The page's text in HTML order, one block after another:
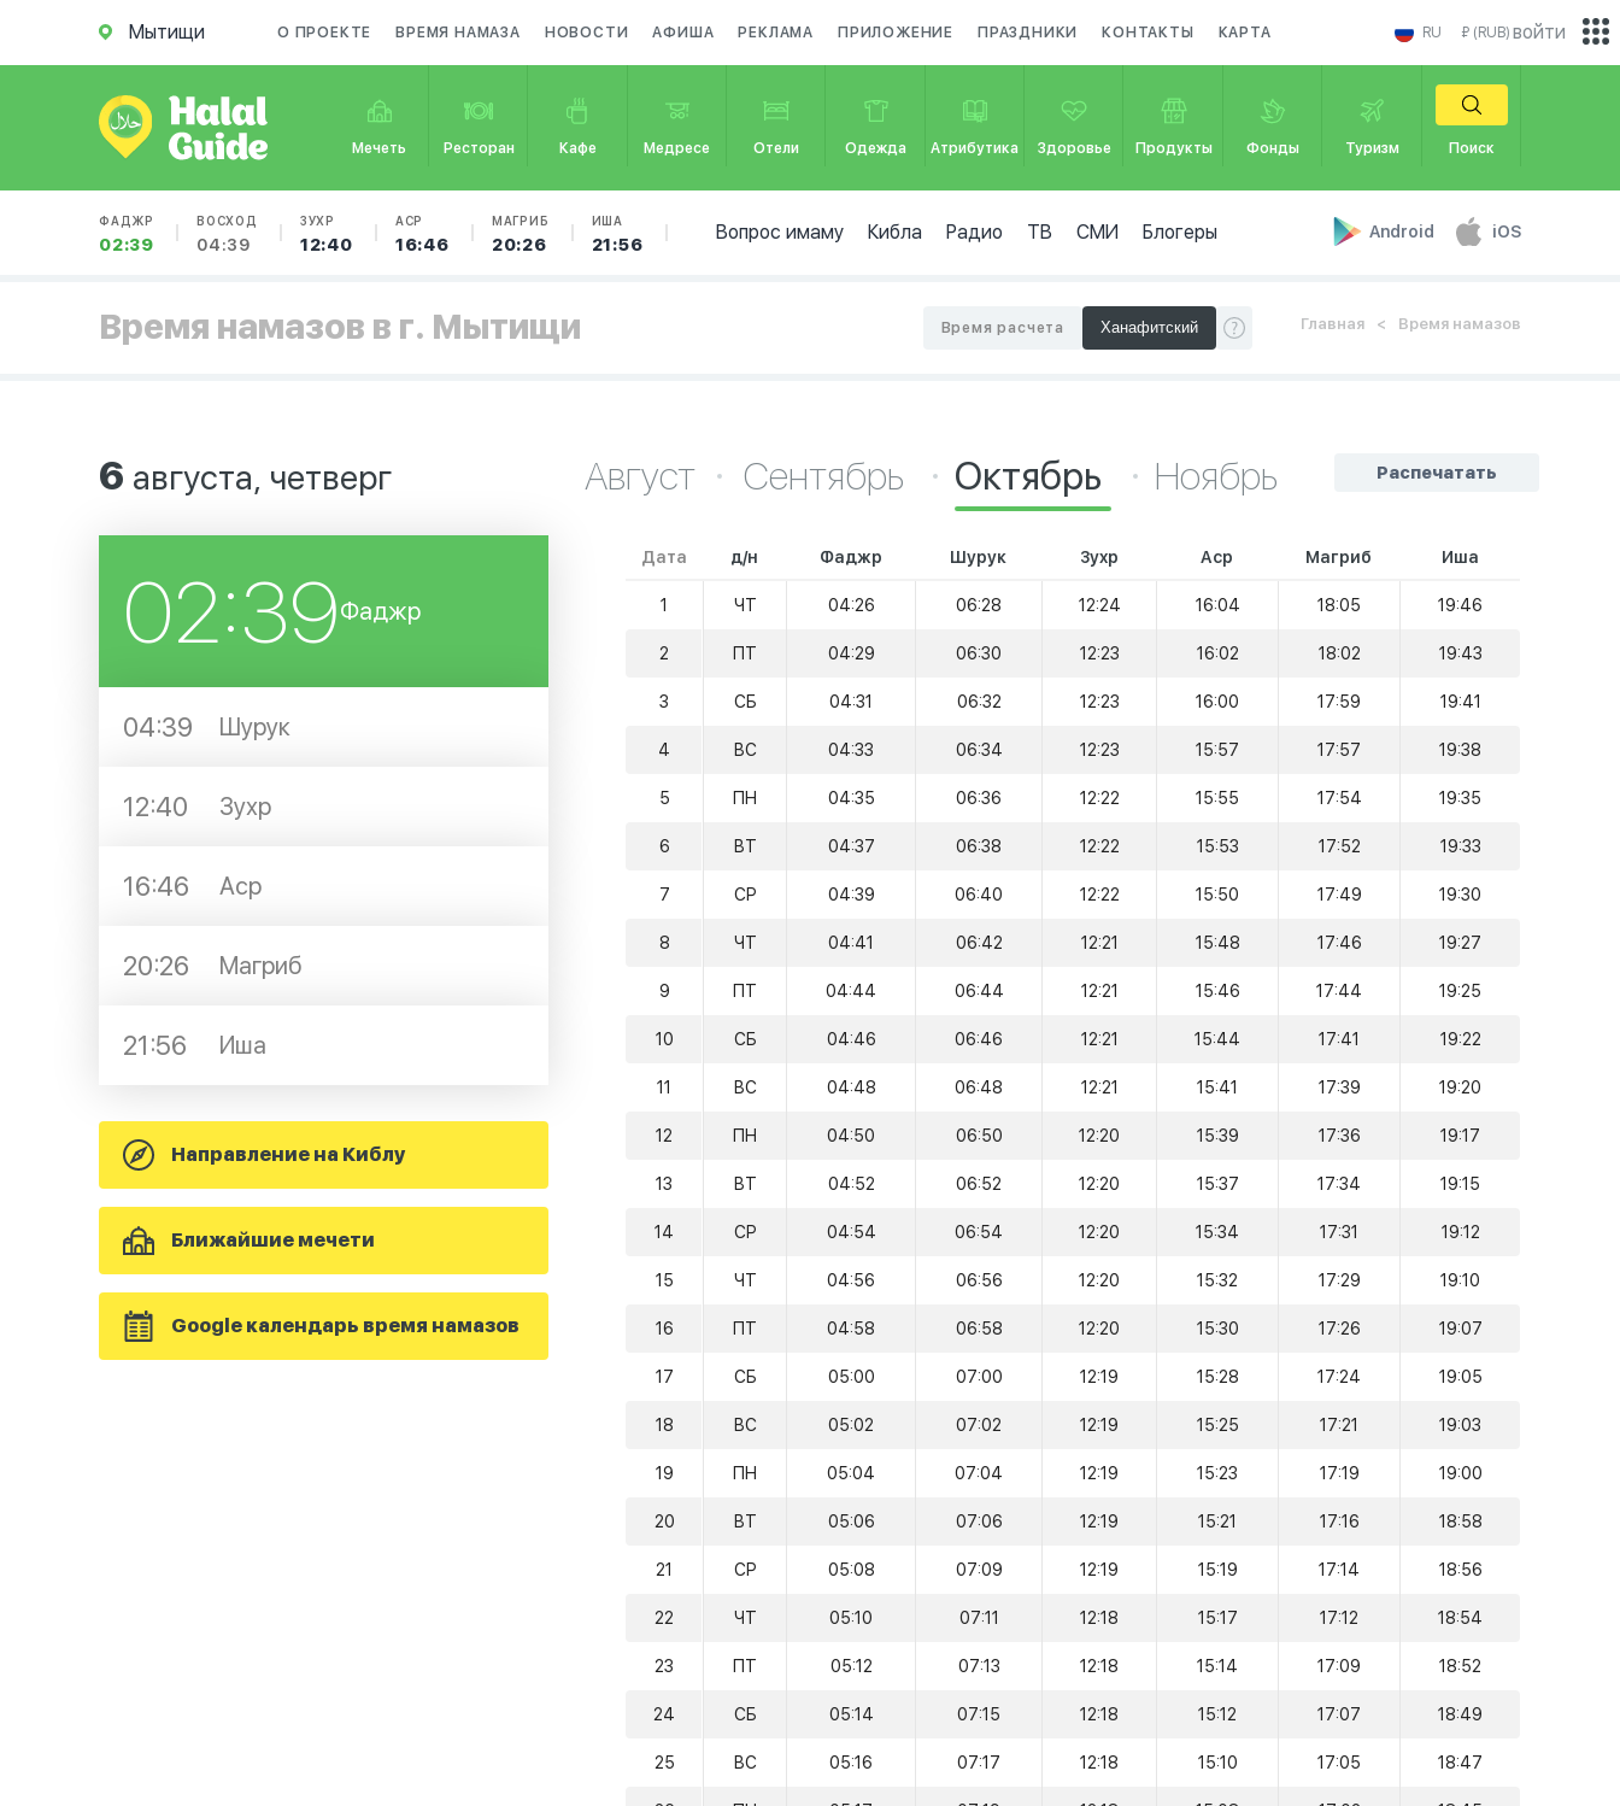
Мытищи О ПРОЕКТЕ ВРЕМЯ НАМАЗА НОВОСТИ АФИША РЕКЛАМА ПРИЛОЖЕНИЕ ПРАЗДНИКИ КОНТАКТЫ КАРТА RU ₽ (RUB)
Мечеть Ресторан Кафе Медресе Отели Одежда Атрибутика Здоровье Продукты Фонды Туризм Поиск
ФАДЖР
02:39
ВОСХОД
04:39
ЗУХР
12:40
АСР
16:46
МАГРИБ
20:26
ИША
21:56
Вопрос имаму Кибла Радио ТВ СМИ Блогеры Android iOS
войти
Время намазов в г. Мытищи Главная Время намазов
Время расчета
6 августа, четверг
02:39Фаджр
04:39 Шурук
12:40 Зухр
16:46 Аср
20:26 Магриб
21:56 Иша
Направление на Киблу
Ближайшие мечети
Google календарь время намазов
Распечатать
Август Сентябрь Октябрь Ноябрь
Дата д/н Фаджр Шурук Зухр Аср Магриб Иша
1 ЧТ 04:26 06:28 12:24 16:04 18:05 19:46
2 ПТ 04:29 06:30 12:23 16:02 18:02 19:43
3 СБ 04:31 06:32 12:23 16:00 17:59 19:41
4 ВС 04:33 06:34 12:23 15:57 17:57 19:38
5 ПН 04:35 06:36 12:22 15:55 17:54 19:35
6 ВТ 04:37 06:38 12:22 15:53 17:52 19:33
7 СР 04:39 06:40 12:22 15:50 17:49 19:30
8 ЧТ 04:41 06:42 12:21 15:48 17:46 19:27
9 ПТ 04:44 06:44 12:21 15:46 17:44 19:25
10 СБ 04:46 06:46 12:21 15:44 17:41 19:22
11 ВС 04:48 06:48 12:21 15:41 17:39 19:20
12 ПН 04:50 06:50 12:20 15:39 17:36 19:17
13 ВТ 04:52 06:52 12:20 15:37 17:34 19:15
14 СР 04:54 06:54 12:20 15:34 17:31 19:12
15 ЧТ 04:56 06:56 12:20 15:32 17:29 19:10
16 ПТ 04:58 06:58 12:20 15:30 17:26 19:07
17 СБ 05:00 07:00 12:19 15:28 17:24 19:05
18 ВС 05:02 07:02 12:19 15:25 17:21 19:03
19 ПН 05:04 07:04 12:19 15:23 17:19 19:00
20 ВТ 05:06 07:06 12:19 15:21 17:16 18:58
21 СР 05:08 07:09 12:19 15:19 17:14 18:56
22 ЧТ 05:10 07:11 12:18 15:17 17:12 18:54
23 ПТ 05:12 07:13 12:18 15:14 17:09 18:52
24 СБ 05:14 07:15 12:18 15:12 17:07 18:49
25 ВС 05:16 07:17 12:18 15:10 17:05 18:47